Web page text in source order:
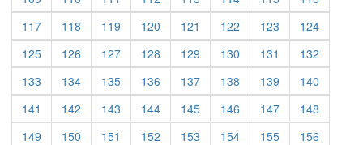
117
118 119 120 121 122 123
124
125
126 127 128 129 130 131
132
133
134 135 136 137 138 139
140
141
142 143 144 145 146 147
148
149
150 151 152 153 154 155
156